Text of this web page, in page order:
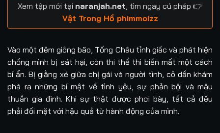
Xem tập mới tại naranjah.net , tìm ngay cú pháp 👉
Vật Trong Hồ phimmoizz
Vào một đêm giông bão, Tống Châu tỉnh giấc và phát hiện
chồng mình bị sát hại, còn thi thể thì biến mất một cách
bí ẩn. Bị giằng xé giữa chị gái và người tình, cô dần khám
phá ra những bí mật về tình yêu, sự phản bội và mâu
thuẫn gia đình. Khi sự thật được phơi bày, tất cả đều
phải đối mặt với hậu quả từ hành động của mình.